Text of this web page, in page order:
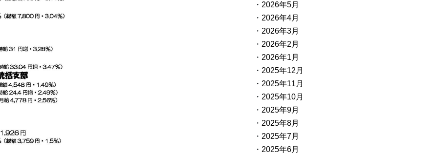
2026年5月
2026年4月
2026年3月
2026年2月
2026年1月
2025年12月
2025年11月
2025年10月
2025年9月
2025年8月
2025年7月
2025年6月